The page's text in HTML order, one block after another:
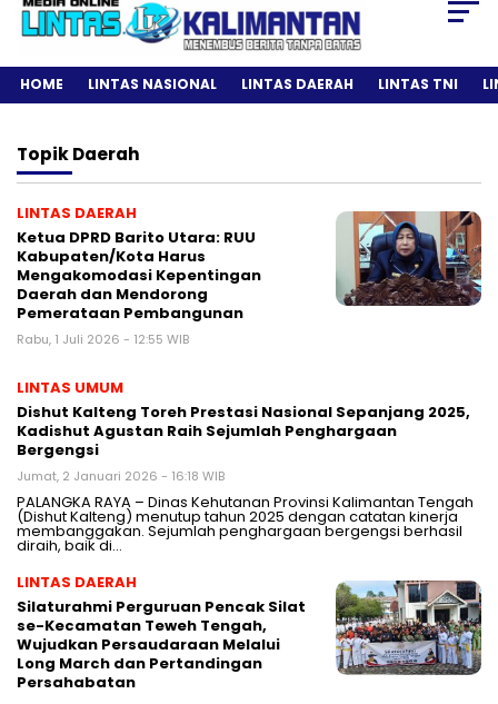
HOME LINTAS NASIONAL LINTAS DAERAH LINTAS TNI
TopikDaerah
LINTAS DAERAH
Ketua DPRD Barito Utara: RUU
Kabupaten/Kota Harus
Mengakomodasi Kepentingan
Daerah dan Mendorong
Pemerataan Pembangunan
Rabu, 1 Juli 2026 - 12:55 WIB
LINTAS UMUM
Dishut Kalteng Toreh Prestasi Nasional Sepanjang 2025,
Kadishut Agustan Raih Sejumlah Penghargaan
Bergengsi
Jumat, 2 Januari 2026 - 16:18 WIB
PALANGKA RAYA – Dinas Kehutanan Provinsi Kalimantan Tengah
(Dishut Kalteng) menutup tahun 2025 dengan catatan kinerja
membanggakan. Sejumlah penghargaan bergengsi berhasil
diraih, baik di…
LINTAS DAERAH
Silaturahmi Perguruan Pencak Silat
se-Kecamatan Teweh Tengah,
Wujudkan Persaudaraan Melalui
Long March dan Pertandingan
Persahabatan